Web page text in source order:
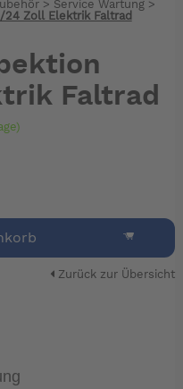
> Service Wartung>
24 Zoll Elektrik Faltrad
Faltrad
Zurück zur Übersicht